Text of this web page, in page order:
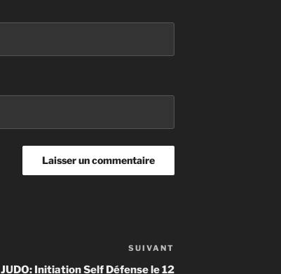
suivant
SUIVANT
JUDO: Initiation Self Défense le 12